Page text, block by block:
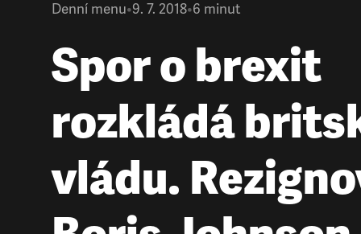
Denní menu•9. 7. 2018•6 minut
Spor o brexit
rozkládá
vládu.